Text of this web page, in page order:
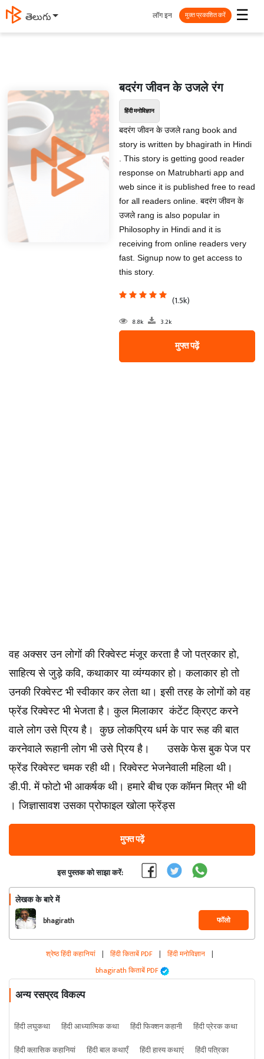
తెలుగు ☰
लॉग इन मुक्त प्रकाशित करें
बदरंग जीवन के उजले रंग
हिंदी मनोविज्ञान
बदरंग जीवन के उजले rang book and
story is written by bhagirath in Hindi
. This story is getting good reader
response on Matrubharti app and
web since it is published free to read
for all readers online. बदरंग जीवन के
उजले rang is also popular in
Philosophy in Hindi and it is
receiving from online readers very
fast. Signup now to get access to
this story.
(1.5k)
8.8k 3.2k
मुफ्त पढ़ें
वह अक्सर उन लोगों की रिक्वेस्ट मंजूर करता है जो पत्रकार हो,
साहित्य से जुड़े कवि, कथाकार या व्यंग्यकार हो। कलाकार हो तो
उनकी रिक्वेस्ट भी स्वीकार कर लेता था। इसी तरह के लोगों को वह
फ्रेंड रिक्वेस्ट भी भेजता है। कुल मिलाकार कंटेंट क्रिएट करने
वाले लोग उसे प्रिय है। कुछ लोकप्रिय धर्म के पार रूह की बात
करनेवाले रूहानी लोग भी उसे प्रिय है। उसके फेस बुक पेज पर
फ्रेंड रिक्वेस्ट चमक रही थी। रिक्वेस्ट भेजनेवाली महिला थी।
डी.पी. में फोटो भी आकर्षक थी। हमारे बीच एक कॉमन मित्र भी थी
। जिज्ञासावश उसका प्रोफाइल खोला फ्रेंड्स
मुफ्त पढ़ें
इस पुस्तक को साझा करें:
लेखक के बारे में
bhagirath फॉलो
श्रेष्ठ हिंदी कहानियां | हिंदी किताबें PDF | हिंदी मनोविज्ञान |
bhagirath किताबें PDF
अन्य रसप्रद विकल्प
हिंदी लघुकथा हिंदी आध्यात्मिक कथा हिंदी फिक्शन कहानी
हिंदी प्रेरक कथा
हिंदी क्लासिक कहानियां
हिंदी बाल कथाएँ हिंदी हास्य कथाएं हिंदी पत्रिका